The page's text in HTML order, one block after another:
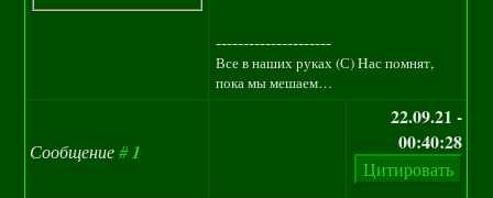
---------------------
Все в наших руках (С) Hас помнят,
пока мы мешаем…
Сообщение#1
22.09.21 -
00:40:28